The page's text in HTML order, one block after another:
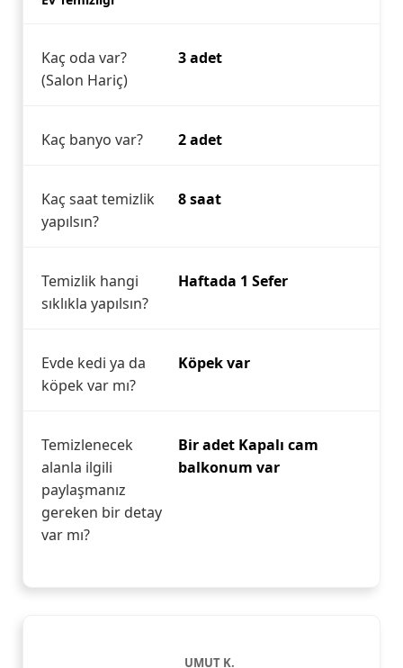
Kaç oda var?
(Salon Hariç)
3 adet
Kaç banyo var? 2 adet
Kaç saat temizlik
yapılsın?
8 saat
Temizlik hangi
sıklıkla yapılsın?
Haftada 1 Sefer
Evde kedi ya da
köpek var mı?
Köpek var
Temizlenecek
alanla ilgili
paylaşmanız
gereken bir detay
var mı?
Bir adet Kapalı cam
balkonum var
UMUT K.